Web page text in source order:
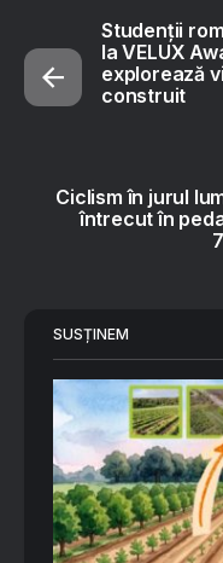
Studenții
la VELUX
explorează
construit
Ciclism în jurul
întrecut în
SUSȚINEM